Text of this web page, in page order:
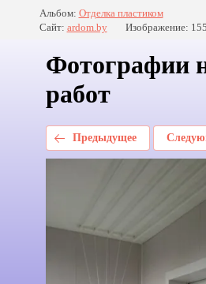
Альбом: Отделка пластиком
Сайт: ardom.by Изображение:
Фотографии
работ
Предыдущее